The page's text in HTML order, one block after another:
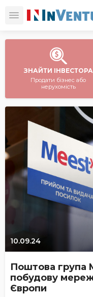
ЗНАЙТИ ІНВЕСТОРА
Продати бізнес або
нерухомість
10.09.24
Поштова група
побудову
Європи